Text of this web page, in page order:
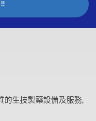
的生技製藥設備及服務,